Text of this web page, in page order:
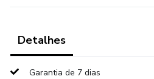
Detalhes
Garantia de 7 dias